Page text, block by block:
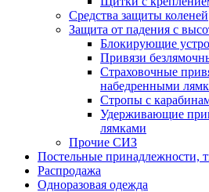
Средства защиты коленей
Защита от падения с
Блокирующие
Привязи
Страховочные
набедренными
Стропы с
Удерживающие
лямками
Прочие СИЗ
Постельные принадлежности,
Распродажа
Одноразовая одежда